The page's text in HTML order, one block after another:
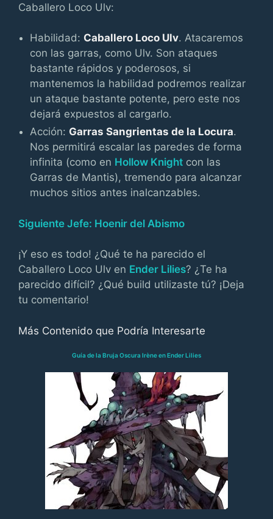
Caballero Loco Ulv:
Habilidad: Caballero Loco Ulv. Atacaremos
con las garras, como Ulv. Son ataques
bastante rápidos y poderosos, si
mantenemos la habilidad podremos realizar
un ataque bastante potente, pero este nos
dejará expuestos al cargarlo.
Acción: Garras Sangrientas de la Locura.
Nos permitirá escalar las paredes de forma
infinita (como en Hollow Knight con las
Garras de Mantis), tremendo para alcanzar
muchos sitios antes inalcanzables.
Siguiente Jefe: Hoenir del Abismo
¡Y eso es todo! ¿Qué te ha parecido el
Caballero Loco Ulv en Ender Lilies? ¿Te ha
parecido difícil? ¿Qué build utilizaste tú? ¡Deja
tu comentario!
Más Contenido que Podría Interesarte
Guía de la Bruja Oscura Irène en Ender Lilies